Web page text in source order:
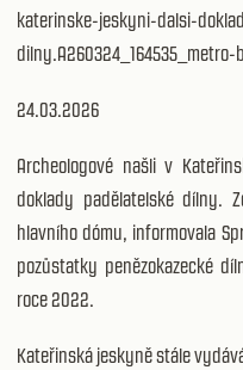
katerinske-jeskyni-dalsi-
24.03.2026
Archeologové našli v
doklady padělatelské dílny.
hlavního dómu, informovala
pozůstatky penězokazecké
roce 2022.
Kateřinská jeskyně stále